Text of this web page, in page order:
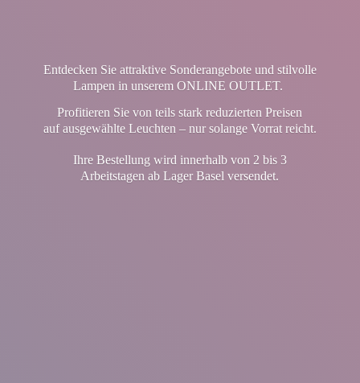
Entdecken Sie attraktive Sonderangebote und stilvolle
Lampen in unserem ONLINE OUTLET.
Profitieren Sie von teils stark reduzierten Preisen
auf ausgewählte Leuchten – nur solange Vorrat reicht.
Ihre Bestellung wird innerhalb von 2 bis 3
Arbeitstagen ab LagerBasel versendet.